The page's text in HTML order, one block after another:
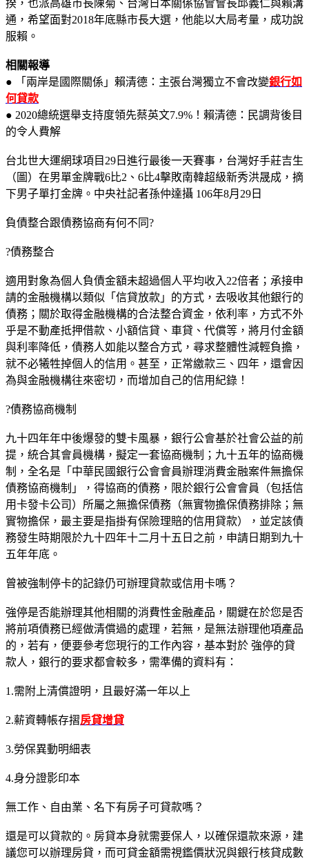
揆，也派高雄市長陳菊、台灣日本關係協會會長邱義仁與賴溝
通，希望面對2018年底縣市長大選，他能以大局考量，成功說
服賴。
相關報導
● 「兩岸是國際關係」賴清德：主張台灣獨立不會改變銀行如
何貸款
● 2020總統選舉支持度領先蔡英文7.9%！賴清德：民調背後目
的令人費解
台北世大運網球項目29日進行最後一天賽事，台灣好手莊吉生
（圖）在男單金牌戰6比2、6比4擊敗南韓超級新秀洪晟成，摘
下男子單打金牌。中央社記者孫仲達攝 106年8月29日
負債整合跟債務協商有何不同?
?債務整合
適用對象為個人負債金額未超過個人平均收入22倍者；承接申
請的金融機構以類似「信貸放款」的方式，去吸收其他銀行的
債務；關於取得金融機構的合法整合資金，依利率，方式不外
乎是不動產抵押借款、小額信貸、車貸、代償等，將月付金額
與利率降低，債務人如能以整合方式，尋求整體性減輕負擔，
就不必犧牲掉個人的信用。甚至，正常繳款三、四年，還會因
為與金融機構往來密切，而增加自己的信用紀錄！
?債務協商機制
九十四年年中後爆發的雙卡風暴，銀行公會基於社會公益的前
提，統合其會員機構，擬定一套協商機制；九十五年的協商機
制，全名是「中華民國銀行公會會員辦理消費金融案件無擔保
債務協商機制」，得協商的債務，限於銀行公會會員（包括信
用卡發卡公司）所屬之無擔保債務（無實物擔保債務排除；無
實物擔保，最主要是指掛有保險理賠的信用貸款），並定該債
務發生時期限於九十四年十二月十五日之前，申請日期到九十
五年年底。
曾被強制停卡的記錄仍可辦理貸款或信用卡嗎？
強停是否能辦理其他相關的消費性金融產品，關鍵在於您是否
將前項債務已經做清償過的處理，若無，是無法辦理他項產品
的，若有，便要參考您現行的工作內容，基本對於 強停的貸
款人，銀行的要求都會較多，需準備的資料有：
1.需附上清償證明，且最好滿一年以上
2.薪資轉帳存摺房貸增貸
3.勞保異動明細表
4.身分證影印本
無工作、自由業、名下有房子可貸款嗎？
還是可以貸款的。房貸本身就需要保人，以確保還款來源，建
議您可以辦理房貸，而可貸金額需視鑑價狀況與銀行核貸成數